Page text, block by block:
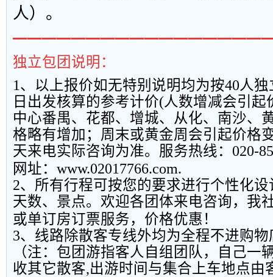
人）。
独立包团说明：
1、以上报价如无特别说明均为按40人
日出发核算的参考计价(人数增减会引起
中心番禺、花都、增城、从化、南沙、
格略有增加；周末或黄金周会引起价格
天来电实际咨询为准。服务热线： 020-
网址： www.02017766.com.
2、所有行程可按您的要求进行个性化
天数、景点。欢迎各团体来电咨询，我
或单订房订票服务，价格优惠！
3、线路除散客专线外均为全程不进购
（注：包团游指客人自组团队，自己一
收其它散客,出游时间与集合上车地点由